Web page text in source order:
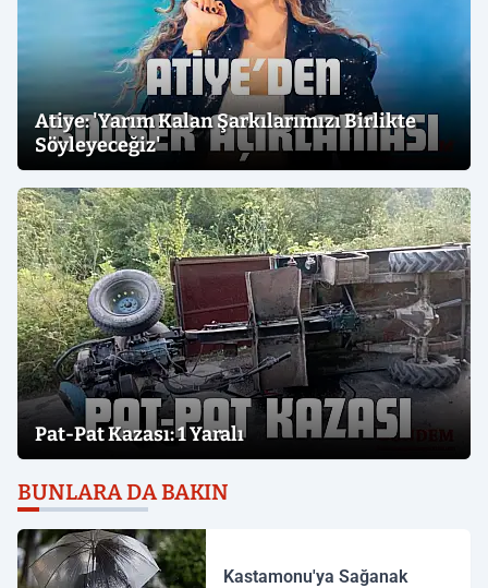
Atiye: 'Yarım Kalan Şarkılarımızı Birlikte
Söyleyeceğiz'
Pat-Pat Kazası: 1 Yaralı
BUNLARA DA BAKIN
Kastamonu'ya Sağanak